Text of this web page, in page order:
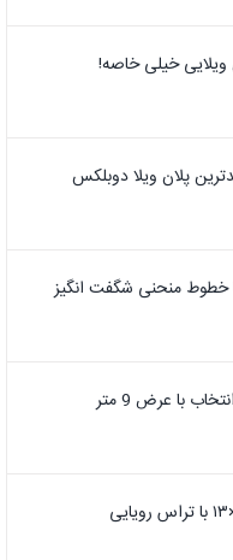
ویلایی خیلی خاصه!
با عرض 9 متر